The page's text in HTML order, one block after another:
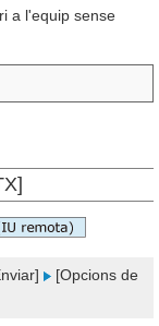
a l'equip sense
[Opcions de